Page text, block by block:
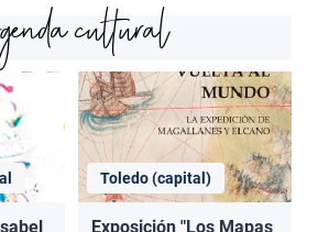
cultural
Toledo (capital)
Exposición "Los Mapas